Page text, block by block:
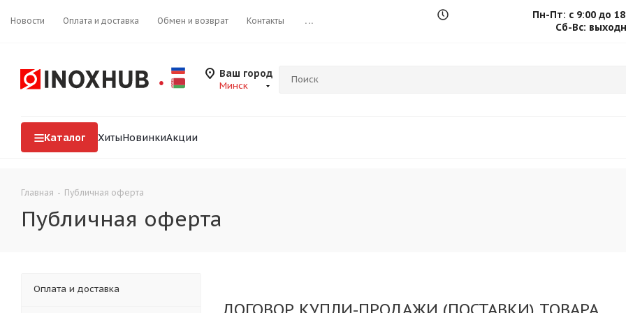
Новости Оплата и доставка Обмен и возврат Контакты ...
Пн-Пт: с 9:00 до
Сб-Вс:
Ваш город
Минск
Каталог ХитыНовинкиАкции
Главная - Публичная оферта
Публичная оферта
Оплата и доставка